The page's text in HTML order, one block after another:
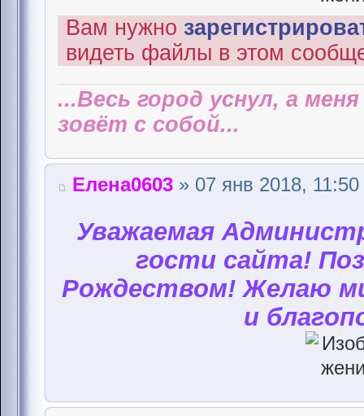
Вам нужно
видеть файлы в этом
...Весь город уснул, а
зовёт с собой...
Елена0603 » 07 янв 2018, 11:50
Уважаемая
гости сайта!
Рождеством! Желаю
и